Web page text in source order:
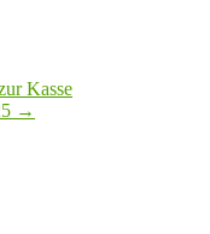
Kasse
→